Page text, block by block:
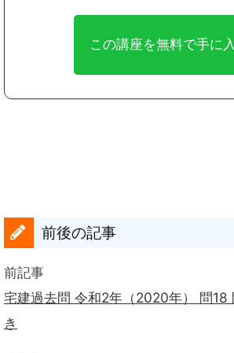
前後の記事
前記事
宅建過去問 令和2年（2020年） 問18
き